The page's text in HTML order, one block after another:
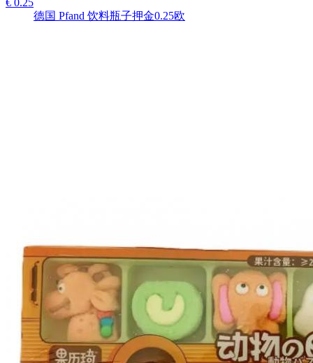
€ 0.25
德国 Pfand 饮料瓶子押金0.25欧